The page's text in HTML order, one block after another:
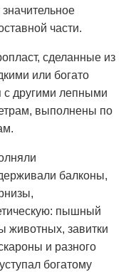
части.
сделанные из
или богато
с другими лепными
выполнены по
балконы,
пышный
животных, завитки
и разного
богатому